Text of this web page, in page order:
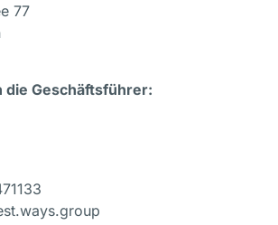
77
Geschäftsführer: